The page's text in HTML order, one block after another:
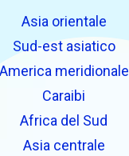
Asia orientale
Sud-est asiatico
America meridionale
Caraibi
Africa del Sud
Asia centrale